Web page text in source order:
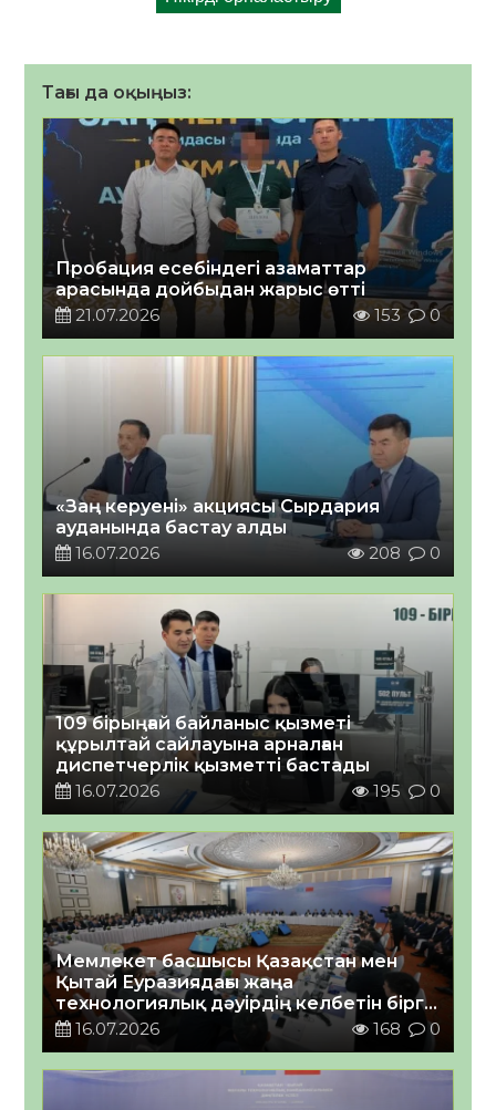
Тағы да оқыңыз:
Пробация есебіндегі азаматтар
арасында дойбыдан жарыс өтті
21.07.2026
153 0
«Заң керуені» акциясы Сырдария
ауданында бастау алды
16.07.2026
208 0
109 бірыңғай байланыс қызметі
құрылтай сайлауына арналған
диспетчерлік қызметті бастады
16.07.2026
195 0
Мемлекет басшысы Қазақстан мен
Қытай Еуразиядағы жаңа
технологиялық дәуірдің келбетін бірге
қалыптастыра алатынына сенім
16.07.2026 168 0